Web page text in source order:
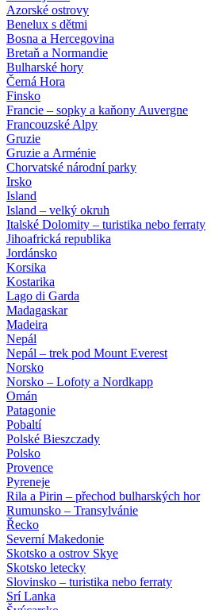
Azorské ostrovy
Benelux s dětmi
Bosna a Hercegovina
Bretaň a Normandie
Bulharské hory
Černá Hora
Finsko
Francie – sopky a kaňony Auvergne
Francouzské Alpy
Gruzie
Gruzie a Arménie
Chorvatské národní parky
Irsko
Island
Island – velký okruh
Italské Dolomity – turistika nebo ferraty
Jihoafrická republika
Jordánsko
Korsika
Kostarika
Lago di Garda
Madagaskar
Madeira
Nepál
Nepál – trek pod Mount Everest
Norsko
Norsko – Lofoty a Nordkapp
Omán
Patagonie
Pobaltí
Polské Bieszczady
Polsko
Provence
Pyreneje
Rila a Pirin – přechod bulharských hor
Rumunsko – Transylvánie
Řecko
Severní Makedonie
Skotsko a ostrov Skye
Skotsko letecky
Slovinsko – turistika nebo ferraty
Srí Lanka